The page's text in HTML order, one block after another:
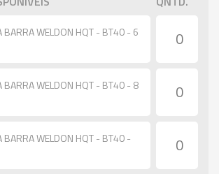
WELDON HQT - BT40 - 6
WELDON HQT - BT40 - 8
WELDON HQT - BT40 -